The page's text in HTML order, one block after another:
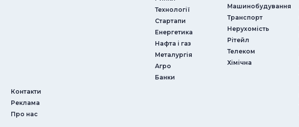
Контакти
Реклама
Про нас
Технології
Стартапи
Енергетика
Нафта і газ
Металургія
Агро
Банки
Машинобудування
Транспорт
Нерухомість
Рітейл
Телеком
Хімічна